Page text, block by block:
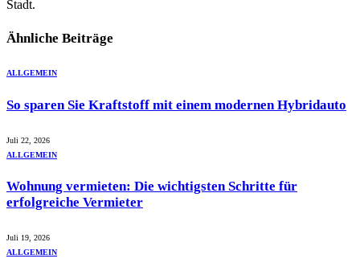
Stadt.
Ähnliche Beiträge
ALLGEMEIN
So sparen Sie Kraftstoff mit einem modernen Hybridauto
Juli 22, 2026
ALLGEMEIN
Wohnung vermieten: Die wichtigsten Schritte für
erfolgreiche Vermieter
Juli 19, 2026
ALLGEMEIN